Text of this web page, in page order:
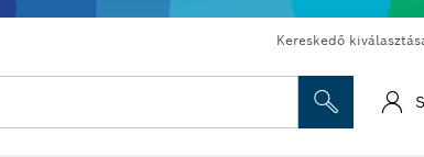
Kereskedő